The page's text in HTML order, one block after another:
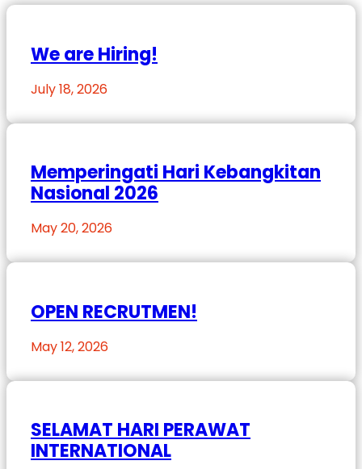
We are Hiring!
July 18, 2026
Memperingati Hari Kebangkitan
Nasional 2026
May 20, 2026
OPEN RECRUTMEN!
May 12, 2026
SELAMAT HARI PERAWAT
INTERNATIONAL